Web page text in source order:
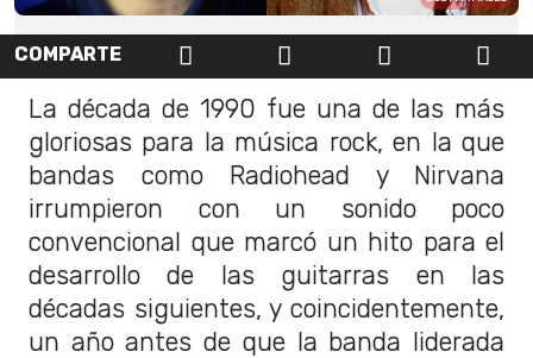
COMPARTE
La década de 1990 fue una de las más
gloriosas para la música rock, en la que
bandas como Radiohead y Nirvana
irrumpieron con un sonido poco
convencional que marcó un hito para el
desarrollo de las guitarras en las
décadas siguientes, y coincidentemente,
un año antes de que la banda liderada